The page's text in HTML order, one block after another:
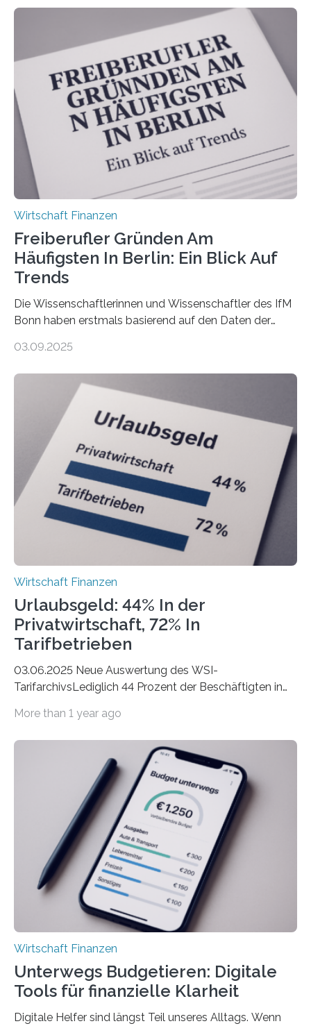
Bundesverbands Deutscher Versicherungskaufleute e.V.
durchgeführt haben. Die Studie basiert auf den
Antworten von 1.440 selbstständigen
Versicherungsvertreter*innen und -makler*innen. Ein
Ergebnis: Deutlich mehr als die Hälfte der Befragten ist
über 50 Jahre alt und wird in den nächsten Jahren eine
Nachfolgeregelung benötigen. Aber nur ein Drittel hat
bereits Regelungen…
Wirtschaft Finanzen
Freiberufler Gründen Am
Häufigsten In Berlin: Ein Blick Auf
Trends
Die Wissenschaftlerinnen und Wissenschaftler des IfM
Bonn haben erstmals basierend auf den Daten der
Landkreise mit den meisten Gründungen von
ist demnach Berlin. Betrachtet man nur die Gründungen
der Freiberuflerinnen, so liegt Leipzig an der Spitze. In
Berlin starteten in 2024 die meisten Personen in eine
eigene freiberufliche Existenz, dahinter folgten die
Städte Hamburg, München und Köln. Betrachtet man
hingegen die Existenzgründungsintensität – die Anzahl
der freiberuflichen Gründungen je…
03.09.2025
Wirtschaft Finanzen
Urlaubsgeld: 44% In der
Privatwirtschaft, 72% In
Tarifbetrieben
03.06.2025 Neue Auswertung des WSI-
TarifarchivsLediglich 44 Prozent der Beschäftigten in
tarifgebundenen Betrieben ist der Anteil mit 72 Prozent
Unterkünfte fast überall deutlich teurer geworden. Für
viele Beschäftigte ist deshalb das zumeist im Juni oder
Juli ausgezahlte Urlaubsgeld ein wichtiger Faktor, um
sich den wohlverdienten Jahresurlaub leisten zu
können. Allerdings erhält mit 44 Prozent noch nicht
einmal die Hälfte aller Beschäftigten in der
Privatwirtschaft Urlaubsgeld. Zu diesem…
More than 1 year ago
Wirtschaft Finanzen
Unterwegs Budgetieren: Digitale
Tools für finanzielle Klarheit
Digitale Helfer sind längst Teil unseres Alltags. Wenn